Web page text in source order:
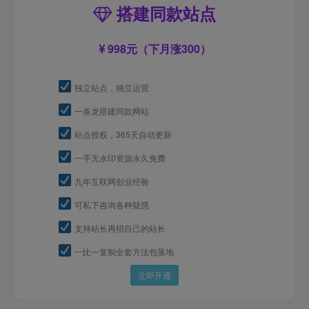
搭建同款站点
998元（下月涨300）
独立站点，独立运营
一条龙搭建同款网站
站点授权，365天自动更新
一手无水印资源永久免费
九年互联网创业经验
可私下咨询各种疑惑
支持站长再招自己的站长
一比一复制全套方法包落地
立即开通